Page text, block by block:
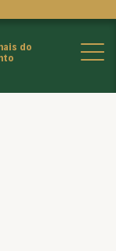
do